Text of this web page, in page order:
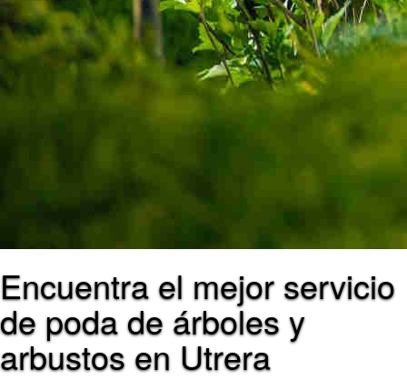
Encuentra el mejor servicio
de poda de árboles y
arbustos en Utrera